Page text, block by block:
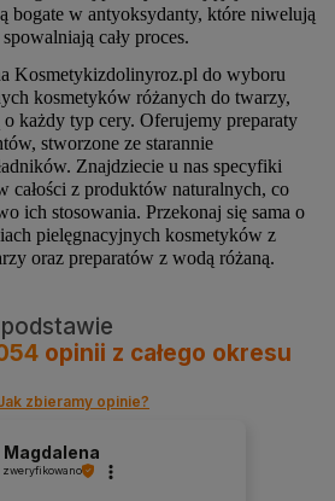
bogate w antyoksydanty, które niwelują
cały proces.
Kosmetykizdolinyroz.pl do wyboru
kosmetyków różanych do twarzy,
każdy typ cery. Oferujemy preparaty
stworzone ze starannie
Znajdziecie u nas specyfiki
całości z produktów naturalnych, co
ich stosowania. Przekonaj się sama o
pielęgnacyjnych kosmetyków z
oraz preparatów z wodą różaną.
opinii z całego okresu
zbieramy opinie?
Magdalena
zweryfikowano